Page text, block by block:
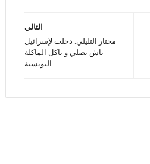
التالي
مختار التليلي: دخلت لإسرائيل
باش نصلي و ناكل الماكلة
التونسية